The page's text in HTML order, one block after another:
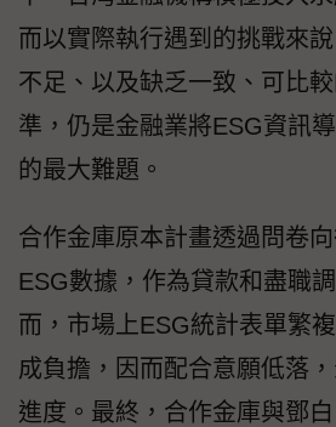
而以實際執行遇到的挑戰來
不足、以及缺乏一致、可比
準，仍是金融業將ESG資訊
的最大難題。
合作金庫原本計畫透過問卷
ESG數據，作為貸款和盡職
而，市場上ESG統計表單繁
成負擔，因而配合意願低落
進度。最終，合作金庫與鄧